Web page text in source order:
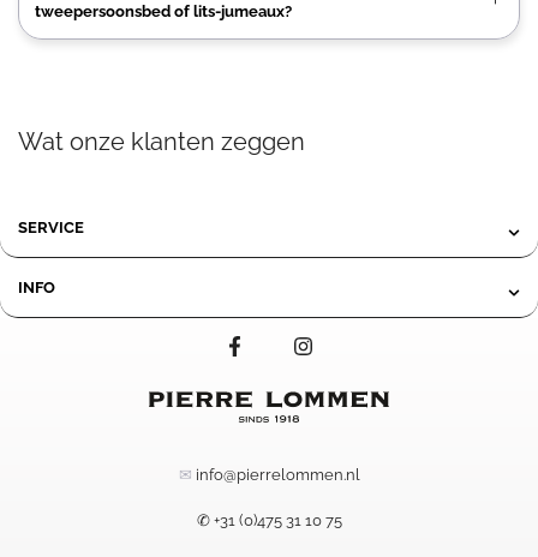
tweepersoonsbed of lits-jumeaux?
Wat onze klanten zeggen
SERVICE
INFO
✉ info@pierrelommen.nl
✆ +31 (0)475 31 10 75